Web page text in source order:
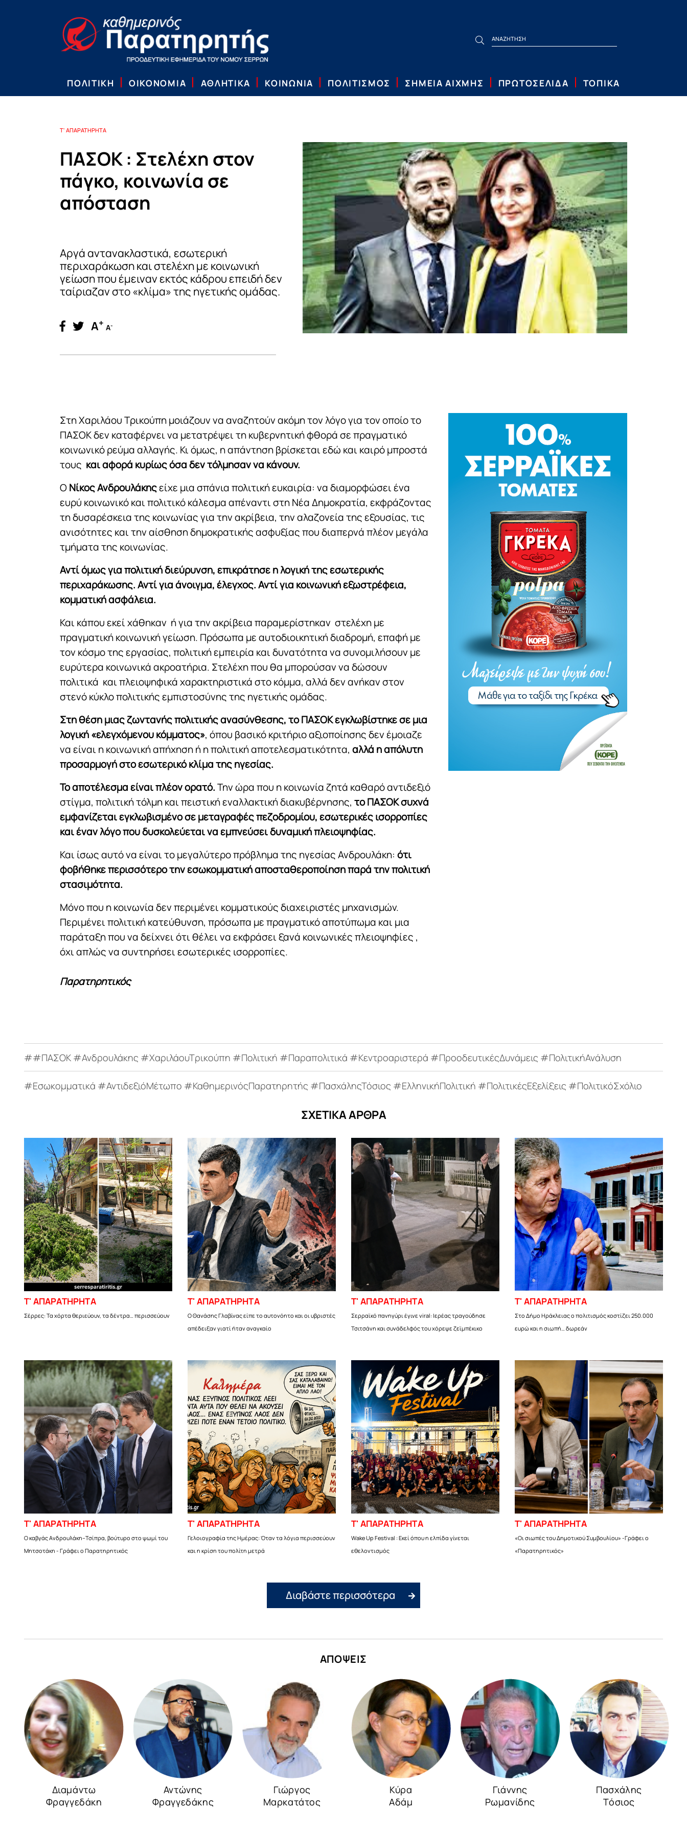
ΠΟΛΙΤΙΚΗ ΟΙΚΟΝΟΜΙΑ ΑΘΛΗΤΙΚΑ ΚΟΙΝΩΝΙΑ ΠΟΛΙΤΙΣΜΟΣ ΣΗΜΕΙΑ ΑΙΧΜΗΣ ΠΡΩΤΟΣΕΛΙΔΑ ΤΟΠΙΚΑ
Τ' ΑΠΑΡΑΤΗΡΗΤΑ
ΠΑΣΟΚ : Στελέχη στον
πάγκο, κοινωνία σε
απόσταση
Αργά αντανακλαστικά, εσωτερική
περιχαράκωση και στελέχη με κοινωνική
γείωση που έμειναν εκτός κάδρου επειδή δεν
ταίριαζαν στο «κλίμα» της ηγετικής ομάδας.
A+ A-
Στη Χαριλάου Τρικούπη μοιάζουν να αναζητούν ακόμη τον λόγο για τον οποίο το
ΠΑΣΟΚ δεν καταφέρνει να μετατρέψει τη κυβερνητική φθορά σε πραγματικό
κοινωνικό ρεύμα αλλαγής. Κι όμως, η απάντηση βρίσκεται εδώ και καιρό μπροστά
τους και αφορά κυρίως όσα δεν τόλμησαν να κάνουν.
ΟΝίκος Ανδρουλάκηςείχε μια σπάνια πολιτική ευκαιρία: να διαμορφώσει ένα
ευρύ κοινωνικό και πολιτικό κάλεσμα απέναντι στη Νέα Δημοκρατία, εκφράζοντας
τη δυσαρέσκεια της κοινωνίας για την ακρίβεια, την αλαζονεία της εξουσίας, τις
ανισότητες και την αίσθηση δημοκρατικής ασφυξίας που διαπερνά πλέον μεγάλα
τμήματα της κοινωνίας.
Αντί όμως για πολιτική διεύρυνση, επικράτησε η λογική της εσωτερικής
περιχαράκωσης. Αντί για άνοιγμα, έλεγχος. Αντί για κοινωνική εξωστρέφεια,
κομματική ασφάλεια.
Και κάπου εκεί χάθηκαν ή για την ακρίβεια παραμερίστηκαν στελέχη με
πραγματική κοινωνική γείωση. Πρόσωπα με αυτοδιοικητική διαδρομή, επαφή με
τον κόσμο της εργασίας, πολιτική εμπειρία και δυνατότητα να συνομιλήσουν με
ευρύτερα κοινωνικά ακροατήρια. Στελέχη που θα μπορούσαν να δώσουν
πολιτικά και πλειοψηφικά χαρακτηριστικά στο κόμμα, αλλά δεν ανήκαν στον
στενό κύκλο πολιτικής εμπιστοσύνης της ηγετικής ομάδας.
Στη θέση μιας ζωντανής πολιτικής ανασύνθεσης, το ΠΑΣΟΚ εγκλωβίστηκε σε μια
λογική «ελεγχόμενου κόμματος», όπου βασικό κριτήριο αξιοποίησης δεν έμοιαζε
να είναι η κοινωνική απήχηση ή η πολιτική αποτελεσματικότητα, αλλά η απόλυτη
προσαρμογή στο εσωτερικό κλίμα της ηγεσίας.
Το αποτέλεσμα είναι πλέον ορατό.Την ώρα που η κοινωνία ζητά καθαρό αντιδεξιό
στίγμα, πολιτική τόλμη και πειστική εναλλακτική διακυβέρνησης, το ΠΑΣΟΚ συχνά
εμφανίζεται εγκλωβισμένο σε μεταγραφές πεζοδρομίου, εσωτερικές ισορροπίες
και έναν λόγο που δυσκολεύεται να εμπνεύσει δυναμική πλειοψηφίας.
Και ίσως αυτό να είναι το μεγαλύτερο πρόβλημα της ηγεσίας Ανδρουλάκη: ότι
φοβήθηκε περισσότερο την εσωκομματική αποσταθεροποίηση παρά την πολιτική
στασιμότητα.
Μόνο που η κοινωνία δεν περιμένει κομματικούς διαχειριστές μηχανισμών.
Περιμένει πολιτική κατεύθυνση, πρόσωπα με πραγματικό αποτύπωμα και μια
παράταξη που να δείχνει ότι θέλει να εκφράσει ξανά κοινωνικές πλειοψηφίες ,
όχι απλώς να συντηρήσει εσωτερικές ισορροπίες.
Παρατηρητικός
##ΠΑΣΟΚ #Ανδρουλάκης #ΧαριλάουΤρικούπη #Πολιτική #Παραπολιτικά #Κεντροαριστερά #ΠροοδευτικέςΔυνάμεις #ΠολιτικήΑνάλυση
#Εσωκομματικά #ΑντιδεξιόΜέτωπο #ΚαθημερινόςΠαρατηρητής #ΠασχάληςΤόσιος #ΕλληνικήΠολιτική #ΠολιτικέςΕξελίξεις #ΠολιτικόΣχόλιο
ΣΧΕΤΙΚΑ ΑΡΘΡΑ
Τ' ΑΠΑΡΑΤΗΡΗΤΑ
Σέρρες: Τα χόρτα θεριεύουν, τα δέντρα… περισσεύουν
Τ' ΑΠΑΡΑΤΗΡΗΤΑ
Ο Θανάσης Γλαβίνας είπε το αυτονόητο και οι υβριστές
απέδειξαν γιατί ήταν αναγκαίο
Τ' ΑΠΑΡΑΤΗΡΗΤΑ
Σερραϊκό πανηγύρι έγινε viral: Ιερέας τραγούδησε
Τσιτσάνη και συνάδελφός του χόρεψε ζεϊμπέκικο
Τ' ΑΠΑΡΑΤΗΡΗΤΑ
Στο Δήμο Ηράκλειας ο πολιτισμός κοστίζει 250.000
ευρώ και η σιωπή… δωρεάν
Τ' ΑΠΑΡΑΤΗΡΗΤΑ
Ο καβγάς Ανδρουλάκη–Τσίπρα, βούτυρο στο ψωμί του
Μητσοτάκη - Γράφει ο Παρατηρητικός
Τ' ΑΠΑΡΑΤΗΡΗΤΑ
Γελοιογραφία της Ημέρας: Όταν τα λόγια περισσεύουν
και η κρίση του πολίτη μετρά
Τ' ΑΠΑΡΑΤΗΡΗΤΑ
Wake Up Festival : Εκεί όπου η ελπίδα γίνεται
εθελοντισμός
Τ' ΑΠΑΡΑΤΗΡΗΤΑ
«Οι σιωπές του Δημοτικού Συμβουλίου» -Γράφει ο
«Παρατηρητικός»
Διαβάστε περισσότερα
ΑΠΟΨΕΙΣ
Διαμάντω
Φραγγεδάκη
Αντώνης
Φραγγεδάκης
Γιώργος
Μαρκατάτος
Κύρα
Αδάμ
Γιάννης
Ρωμανίδης
Πασχάλης
Τόσιος